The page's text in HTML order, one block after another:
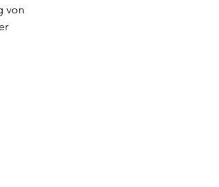
von